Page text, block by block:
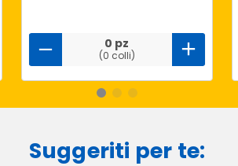
0 pz
(0 colli)
Suggeriti per te: